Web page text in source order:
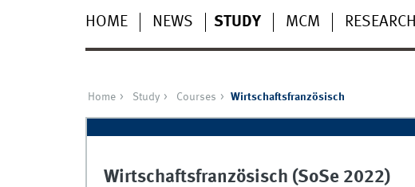
HOME NEWS STUDY MCM RESEARCH
Home Study Courses Wirtschaftsfranzösisch
Wirtschaftsfranzösisch (SoSe 2022)